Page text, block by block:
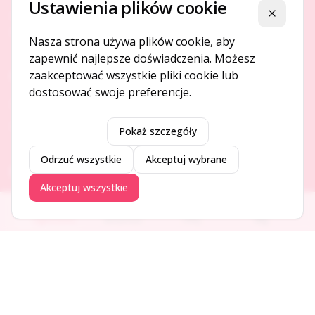
Platforma ogłoszeń i firm, która łączy ludzi i rozwija biznes
O NAS
DODAJ I PROMUJ
Dodaj ogłoszenie
Dodaj firmę
Ogłoszenia Aktualności Firmy Blog
Ustawienia plików cookie Zamknij
Nasza strona używa plików cookie, aby
zapewnić najlepsze doświadczenia. Możesz
zaakceptować wszystkie pliki cookie lub
dostosować swoje preferencje.
Pokaż szczegóły
Odrzuć wszystkie Akceptuj wybrane
Akceptuj wszystkie